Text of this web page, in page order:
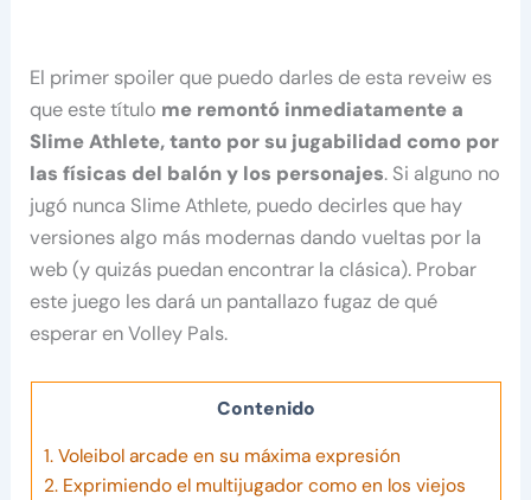
El primer spoiler que puedo darles de esta reveiw es
que este título me remontó inmediatamente a
Slime Athlete, tanto por su jugabilidad como por
las físicas del balón y los personajes. Si alguno no
jugó nunca Slime Athlete, puedo decirles que hay
versiones algo más modernas dando vueltas por la
web (y quizás puedan encontrar la clásica). Probar
este juego les dará un pantallazo fugaz de qué
esperar en Volley Pals.
Contenido
1.Voleibol arcade en su máxima expresión
2.Exprimiendo el multijugador como en los viejos